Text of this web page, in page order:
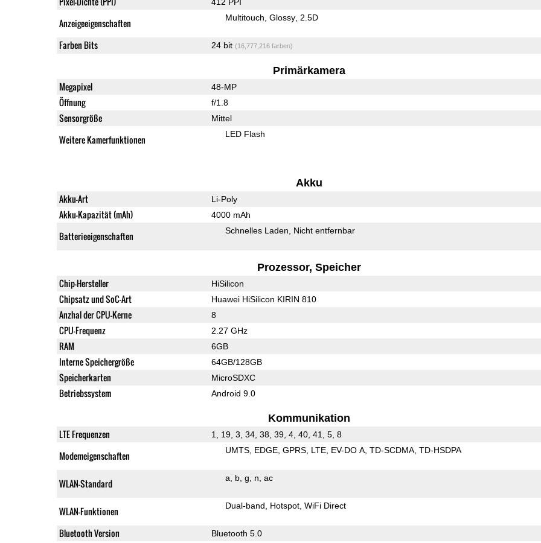
Anzeigeeigenschaften Multitouch Glossy 2.5D
Farben Bits 24 bit (16,777,216 farben)
Primärkamera
Megapixel 48-MP
Öffnung f/1.8
Sensorgröße Mittel
Weitere Kamerfunktionen LED Flash
Akku
Akku-Art Li-Poly
Akku-Kapazität (mAh) 4000 mAh
Batterieeigenschaften Schnelles Laden Nicht entfernbar
Prozessor, Speicher
Chip-Hersteller HiSilicon
Chipsatz und SoC-Art Huawei HiSilicon KIRIN 810
Anzhal der CPU-Kerne 8
CPU-Frequenz 2.27 GHz
RAM 6GB
Interne Speichergröße 64GB/128GB
Speicherkarten MicroSDXC
Betriebssystem Android 9.0
Kommunikation
LTE Frequenzen 1, 19, 3, 34, 38, 39, 4, 40, 41, 5, 8
Modemeigenschaften UMTS EDGE GPRS LTE EV-DO A TD-SCDMA TD-HSDPA
WLAN-Standard a b g n ac
WLAN-Funktionen Dual-band Hotspot WiFi Direct
Bluetooth Version Bluetooth 5.0